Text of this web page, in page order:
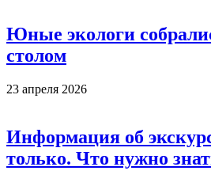
Юные экологи
столом
23 апреля 2026
Информация об
только. Что нужно